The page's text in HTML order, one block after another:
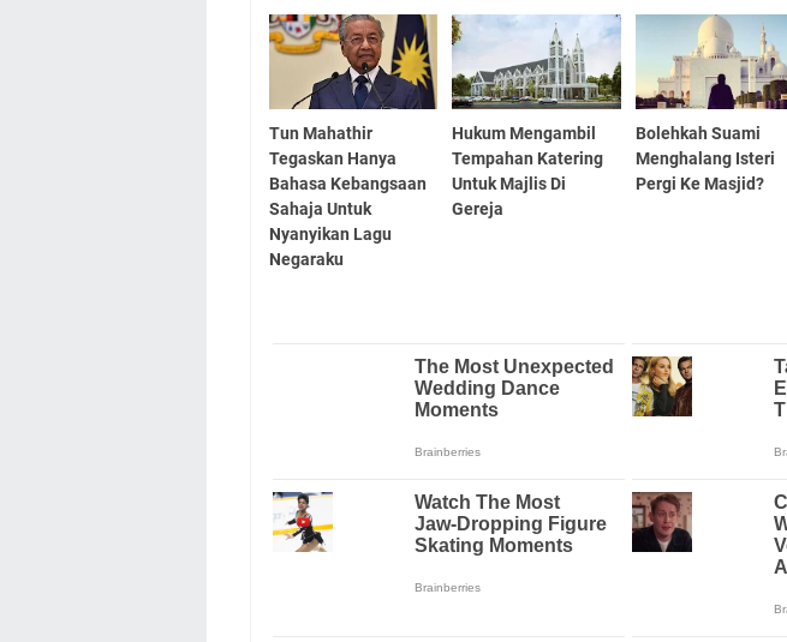
Tun Mahathir
Tegaskan Hanya
Bahasa Kebangsaan
Sahaja Untuk
Nyanyikan Lagu
Negaraku
Hukum Mengambil
Tempahan Katering
Untuk Majlis Di
Gereja
Bolehkah Suami
Menghalang Isteri
Pergi Ke Masjid?